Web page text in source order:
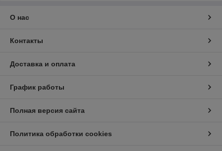
О нас
Контакты
Доставка и оплата
График работы
Полная версия сайта
Политика обработки cookies